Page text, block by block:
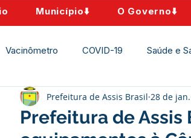
Município⬇️ O Governo⬇️
Vacinômetro COVID-19 Saúde e
e Meio Ambiente Assistência
Prefeitura de
Prefeitura de Assis Brasil 28 de jan.